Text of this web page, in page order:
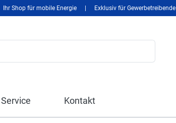
Ihr Shop für mobile Energie Exklusiv für Gewerbetreibende
Service Kontakt